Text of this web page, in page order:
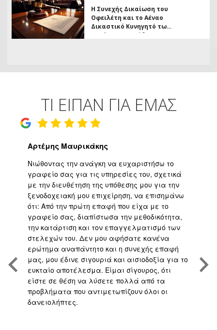
καταβληθέντων
Η Συνεχής Δικαίωση του
Οφειλέτη και το Αέναο
Δικαστικό Κυνηγητό των
Funds σε Πρωτόδικο
ΤΙ ΕΙΠΑΝ ΓΙΑ ΕΜΑΣ
Αρτέμης Μαυρικάκης
Νιώθοντας την ανάγκη να ευχαριστήσω το
γραφείο σας για τις υπηρεσίες του, σχετικά
με την διευθέτηση της υπόθεσης μου για την
ξενοδοχειακή μου επιχείρηση, να επισημάνω
ότι: Από την πρώτη επαφή που είχα με το
γραφείο σας, διαπίστωσα την μεθοδικότητα,
την κατάρτιση και τον επαγγελματισμό των
στελεχών του. Δεν μου αφήσατε κανένα
ερώτημα αναπάντητο και η συνεχής επαφή
μας, μου έδινε σιγουριά και αισιοδοξία για το
ευκταίο αποτέλεσμα. Είμαι σίγουρος, ότι
είστε σε θέση να λύσετε πολλά από τα
προβλήματα που αντιμετωπίζουν όλοι οι
δανειολήπτες.